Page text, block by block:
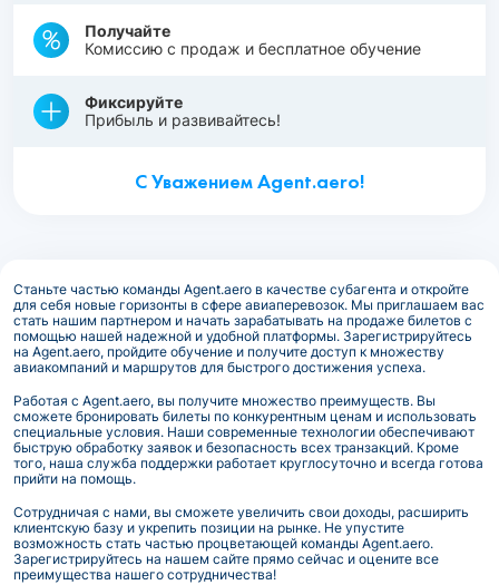
Получайте
Комиссию с продаж и бесплатное обучение
Фиксируйте
Прибыль и развивайтесь!
С Уважением Agent.aero!
Станьте частью команды Agent.aero в качестве субагента и откройте
для себя новые горизонты в сфере авиаперевозок. Мы приглашаем вас
стать нашим партнером и начать зарабатывать на продаже билетов с
помощью нашей надежной и удобной платформы. Зарегистрируйтесь
на Agent.aero, пройдите обучение и получите доступ к множеству
авиакомпаний и маршрутов для быстрого достижения успеха.
Работая с Agent.aero, вы получите множество преимуществ. Вы
сможете бронировать билеты по конкурентным ценам и использовать
специальные условия. Наши современные технологии обеспечивают
быструю обработку заявок и безопасность всех транзакций. Кроме
того, наша служба поддержки работает круглосуточно и всегда готова
прийти на помощь.
Сотрудничая с нами, вы сможете увеличить свои доходы, расширить
клиентскую базу и укрепить позиции на рынке. Не упустите
возможность стать частью процветающей команды Agent.aero.
Зарегистрируйтесь на нашем сайте прямо сейчас и оцените все
преимущества нашего сотрудничества!